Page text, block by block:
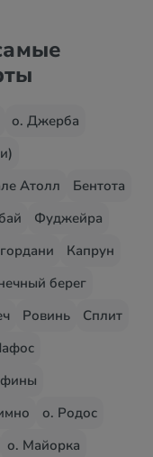
о. Джерба
Атолл
Бентота
Фуджейра
Капрун
берег
Ровинь
Сплит
о. Родос
о. Майорка